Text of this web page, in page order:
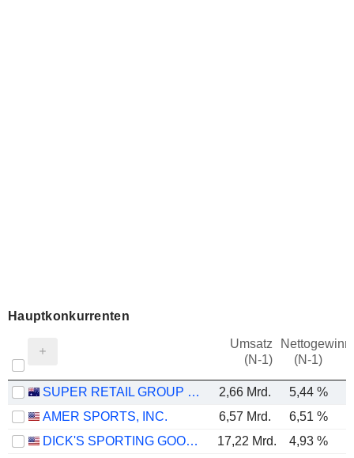
Hauptkonkurrenten
Umsatz
(N-1)
Nettogewinn
(N-1)
SUPER RETAIL GROUP LIMITED 2,66 Mrd.
5,44 %
AMER SPORTS, INC.
6,57 Mrd. 6,51 %
DICK'S SPORTING GOODS, INC.
17,22 Mrd. 4,93 %